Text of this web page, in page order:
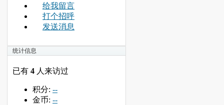
给我留言
打个招呼
发送消息
统计信息
已有 4 人来访过
积分: --
金币: --